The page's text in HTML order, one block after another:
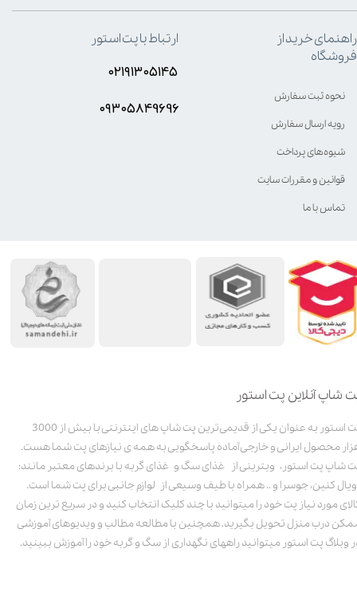
شاپ آنلاین پت استور
پت استور به عنوان یکی از قدیمی‌ترین پت شاپ های اینترنتی با بیش از 3000
محصول ایرانی و خارجی آماده پاسخگویی به همه ی نیازهای پت شما هست.
شاپ پت استور، ویترینی از غذای سگ و غذای گربه با برندهای معتبر مانند:
کنین، جوسرا و .. همراه با طیف وسیعی از لوازم جانبی برای پت شما است.
مورد نیاز پت خود را میتوانید با چند کلیک انتخاب کنید و در سریع ترین زمان
درب منزل تحویل بگیرید. همچنین با مطالعه مطالب و ویدیوهای آموزشی
وبلاگ پت استور میتوانید راههای نگهداری از سگ و گربه خود را آموزش ببینید.
راهنمای خرید از
فروشگاه
نحوه ثبت سفارش
رویه ارسال سفارش
شیوه‌های پرداخت
قوانین و مقررات سایت
تماس با ما
ارتباط با پت استور
۰۲۱۹۱۳۰۵۱۴۵
۰۹۳۰۵8۴9696